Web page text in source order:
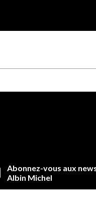
Abonnez-vous aux
Albin Michel